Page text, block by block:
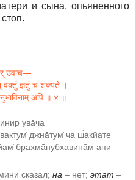
и сына, опьяненного
उवाच—
वक्तुं ज्ञतुं च शक्यते ।
अपि ॥ ४ ॥
ува̄ча
джн̃а̄тум̇ ча ш́акйате
брахма̄нубхавина̄м апи
сказал; на – нет; этат –